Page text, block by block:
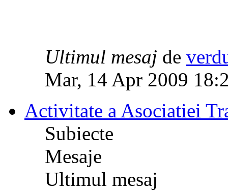
Ultimul mesaj de
Mar, 14 Apr 2009
Activitate a Asociatiei
Subiecte
Mesaje
Ultimul mesaj